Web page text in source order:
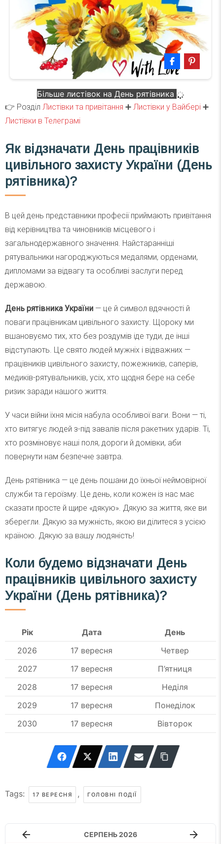
Більше листівок на День рятівника
👉 Розділ Листівки та привітання ➕ Листівки у Вайбері ➕
Листівки в Телеграмі
Як відзначати День працівників
цивільного захисту України (День
рятівника)?
В цей день представники професії приймають привітання
від керівництва та чиновників місцевого і
загальнодержавного значення. Найстаранніші
рятувальники нагороджуються медалями, орденами,
дипломами за відвагу та особливі заслуги перед
державою.
День рятівника України — це й символ вдячності й
поваги працівникам цивільного захисту. Щороку ми
вшановуємо тих, хто без роздумів іде туди, де інші
відступають. Це свято людей мужніх і відважних —
працівників цивільного захисту, пожежників, саперів,
медиків-рятувальників, усіх, хто щодня бере на себе
ризик заради нашого життя.
У часи війни їхня місія набула особливої ваги. Вони — ті,
хто витягує людей з-під завалів після ракетних ударів. Ті,
хто розміновує наші поля, дороги й домівки, аби
повернути нам безпечне завтра.
День рятівника — це день пошани до їхньої неймовірної
служби та героїзму. Це день, коли кожен із нас має
сказати просте й щире «дякую». Дякую за життя, яке ви
зберегли. Дякую за мужність, якою ви ділитеся з усією
країною. Дякую за вашу людяність!
Коли будемо відзначати День
працівників цивільного захисту
України (День рятівника)?
Рік Дата
День
2026
17 вересня
Четвер
2027
17 вересня
П’ятниця
2028
17 вересня
Неділя
2029
17 вересня
Понеділок
2030
17 вересня Вівторок
Tags: 17 ВЕРЕСНЯ , ГОЛОВНІ ПОДІЇ
СЕРПЕНЬ 2026